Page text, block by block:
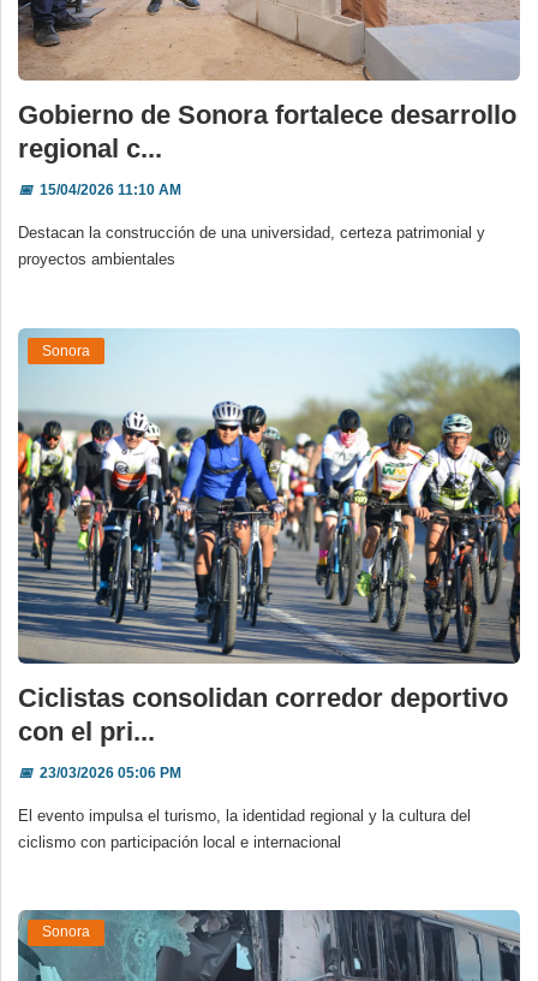
Gobierno de Sonora fortalece desarrollo
regional c...
📅15/04/2026 11:10 AM
Destacan la construcción de una universidad, certeza patrimonial y
proyectos ambientales
Sonora
Ciclistas consolidan corredor deportivo
con el pri...
📅23/03/2026 05:06 PM
El evento impulsa el turismo, la identidad regional y la cultura del
ciclismo con participación local e internacional
Sonora